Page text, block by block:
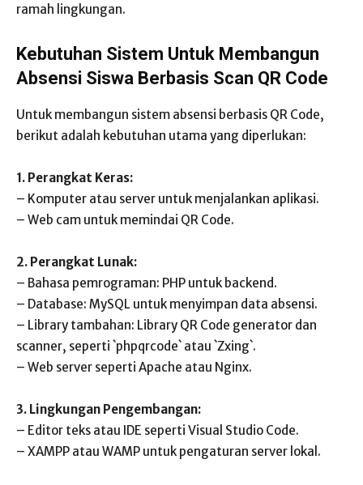
ramah lingkungan.
Kebutuhan Sistem Untuk Membangun
Absensi Siswa Berbasis Scan QR Code
Untuk membangun sistem absensi berbasis QR Code,
berikut adalah kebutuhan utama yang diperlukan:
1. Perangkat Keras:
– Komputer atau server untuk menjalankan aplikasi.
– Web cam untuk memindai QR Code.
2. Perangkat Lunak:
– Bahasa pemrograman: PHP untuk backend.
– Database: MySQL untuk menyimpan data absensi.
– Library tambahan: Library QR Code generator dan
scanner, seperti `phpqrcode` atau `Zxing`.
– Web server seperti Apache atau Nginx.
3. Lingkungan Pengembangan:
– Editor teks atau IDE seperti Visual Studio Code.
– XAMPP atau WAMP untuk pengaturan server lokal.